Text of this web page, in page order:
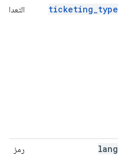
ticketing_type التعداد
lang
رمز